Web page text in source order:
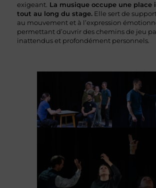
exigeant. La musique occupe une place
tout au long du stage. Elle sert de
au mouvement et à l’expression
permettant d’ouvrir des chemins de jeu
inattendus et profondément personnels.